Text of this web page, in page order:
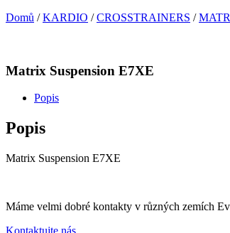
Domů /KARDIO /CROSSTRAINERS /
Matrix Suspension E7XE
Popis
Popis
Matrix Suspension E7XE
Máme velmi dobré kontakty v různých zemích